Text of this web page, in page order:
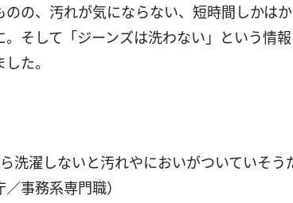
のの、汚れが気にならない、短時間しかは
。そして「ジーンズは洗わない」という情
た。
洗濯しないと汚れやにおいがついていそ
事務系専門職）